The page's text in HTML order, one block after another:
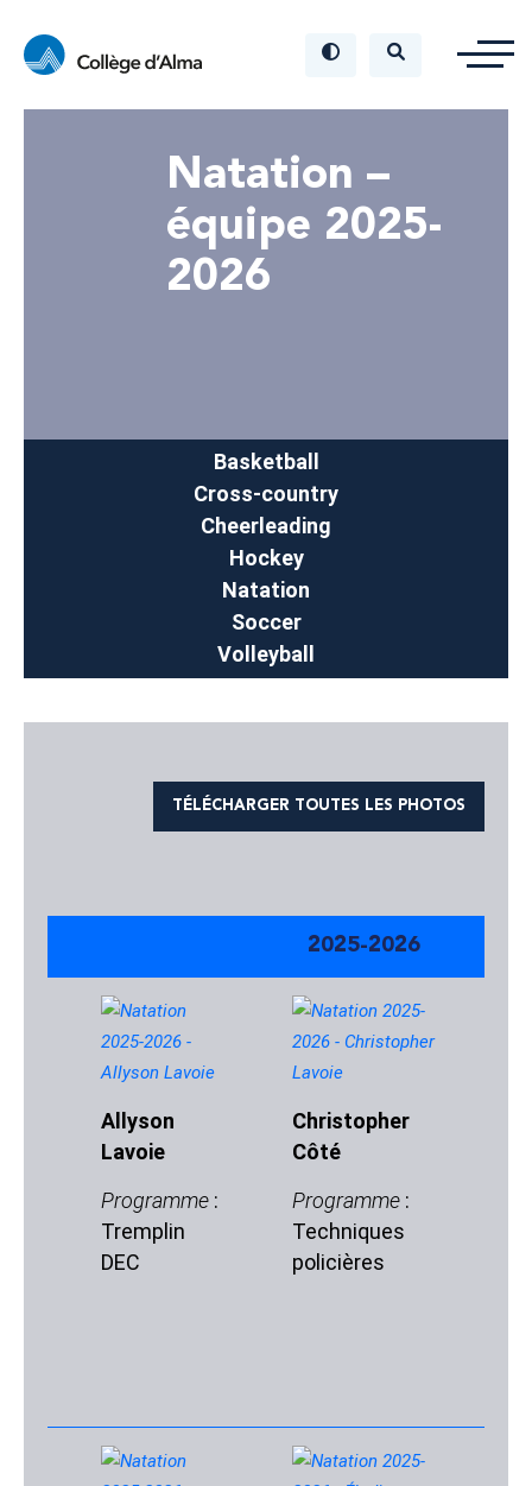
Natation –
équipe 2025-
2026
Basketball
Cross-country
Cheerleading
Hockey
Natation
Soccer
Volleyball
TÉLÉCHARGER TOUTES LES PHOTOS
2025-2026
Allyson
Lavoie
Programme :
Tremplin
DEC
Christopher
Côté
Programme :
Techniques
policières